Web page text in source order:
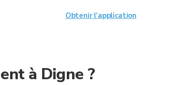
à Digne ?
Obtenir l’application